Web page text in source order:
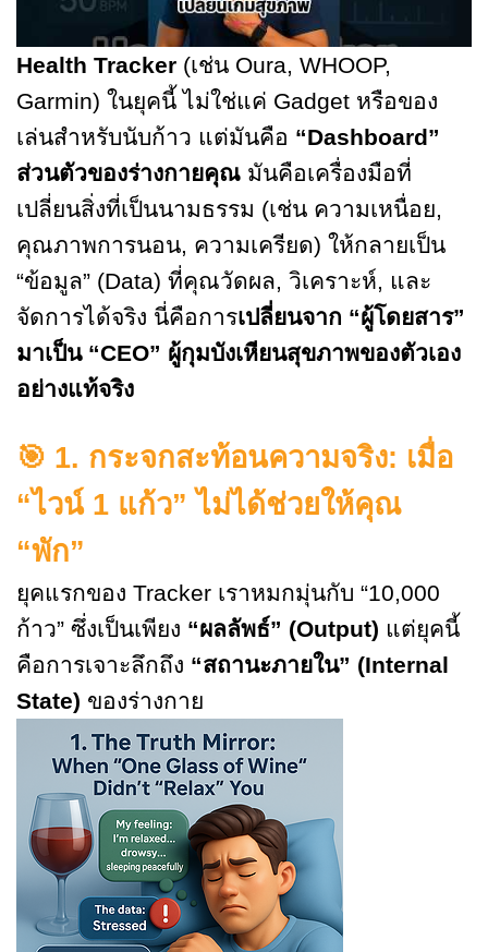
Health Tracker (เช่น Oura, WHOOP,
Garmin) ในยุคนี้ ไม่ใช่แค่ Gadget หรือของ
เล่นสำหรับนับก้าว แต่มันคือ “Dashboard”
ส่วนตัวของร่างกายคุณ มันคือเครื่องมือที่
เปลี่ยนสิ่งที่เป็นนามธรรม (เช่น ความเหนื่อย,
คุณภาพการนอน, ความเครียด) ให้กลายเป็น
“ข้อมูล” (Data) ที่คุณวัดผล, วิเคราะห์, และ
จัดการได้จริง นี่คือการเปลี่ยนจาก “ผู้โดยสาร”
มาเป็น “CEO” ผู้กุมบังเหียนสุขภาพของตัวเอง
อย่างแท้จริง
🎯 1. กระจกสะท้อนความจริง: เมื่อ
“ไวน์ 1 แก้ว” ไม่ได้ช่วยให้คุณ
“พัก”
ยุคแรกของ Tracker เราหมกมุ่นกับ “10,000
ก้าว” ซึ่งเป็นเพียง “ผลลัพธ์” (Output) แต่ยุคนี้
คือการเจาะลึกถึง “สถานะภายใน” (Internal
State) ของร่างกาย